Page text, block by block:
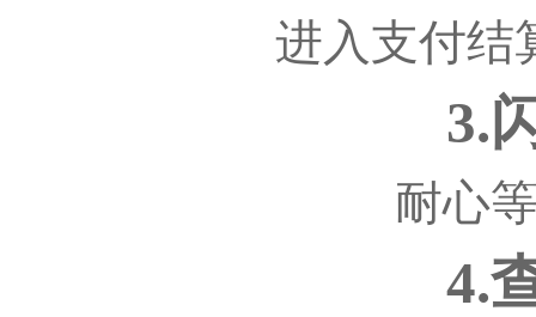
进入支付结
3.
耐心
4.